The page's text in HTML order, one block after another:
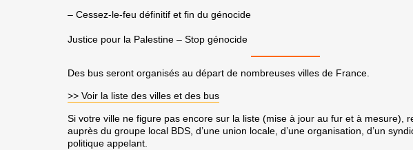
– Cessez-le-feu définitif et fin du génocide
Justice pour la Palestine – Stop génocide
Des bus seront organisés au départ de nombreuses villes de France.
>> Voir la liste des villes et des bus
Si votre ville ne figure pas encore sur la liste (mise à jour au fur et à mesure),
auprès du groupe local BDS, d’une union locale, d’une organisation, d’un
politique appelant.